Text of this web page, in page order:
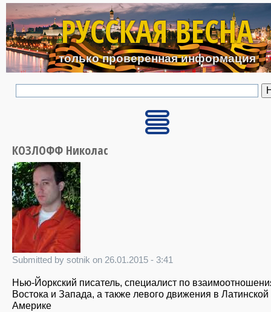
Перейти к основному
РУССКАЯ ВЕСНА
только проверенная информация
КОЗЛОФФ Николас
Submitted by sotnik on 26.01.2015 - 3:41
Нью-Йоркский писатель, специалист по
Востока и Запада, а также левого движения в Латинской
Америке